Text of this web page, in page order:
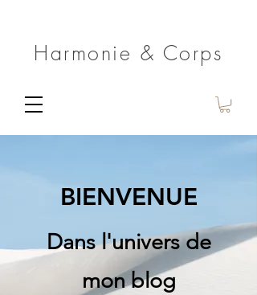
Harmonie & Corps
BIENVENUE
Dans l'univers de
mon blog